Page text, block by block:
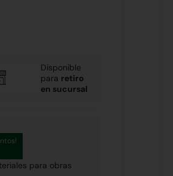
Disponible
para retiro
en sucursal
para obras